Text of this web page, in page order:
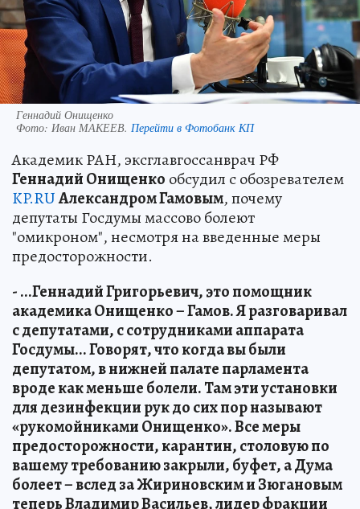
Геннадий Онищенко
Фото: Иван МАКЕЕВ. Перейти в Фотобанк КП
Академик РАН, эксглавгоссанврач РФ
Геннадий Онищенко обсудил с обозревателем
KP.RUАлександром Гамовым, почему
депутаты Госдумы массово болеют
"омикроном", несмотря на введенные меры
предосторожности.
- ...Геннадий Григорьевич, это помощник
академика Онищенко – Гамов. Я разговаривал
с депутатами, с сотрудниками аппарата
Госдумы... Говорят, что когда вы были
депутатом, в нижней палате парламента
вроде как меньше болели. Там эти установки
для дезинфекции рук до сих пор называют
«рукомойниками Онищенко». Все меры
предосторожности, карантин, столовую по
вашему требованию закрыли, буфет, а Дума
болеет – вслед за Жириновским и Зюгановым
теперь Владимир Васильев, лидер фракции